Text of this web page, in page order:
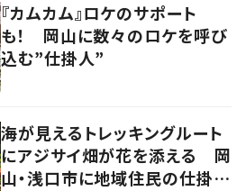
『カムカム』ロケのサポート
も！ 岡山に数々のロケを呼び
込む”仕掛人”
海が見えるトレッキングルート
にアジサイ畑が花を添える 岡
山・浅口市に地域住民の仕掛け